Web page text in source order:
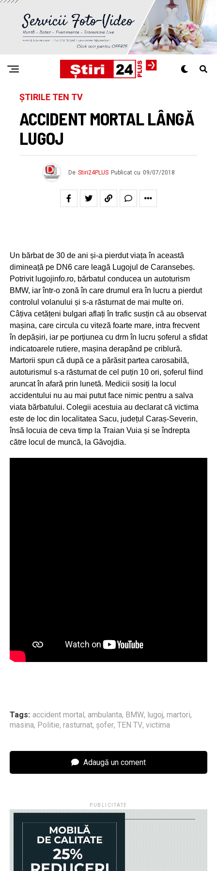
ȘTIRILE TEN TV
ACCIDENT MORTAL LÂNGĂ
LUGOJ
De Stiri24PLUS Publicat cu 09/07/2018
Un bărbat de 30 de ani și-a pierdut viața în această
dimineață pe DN6 care leagă Lugojul de Caransebeș.
Potrivit lugojinfo.ro, bărbatul conducea un autoturism
BMW, iar într-o zonă în care drumul era în lucru a pierdut
controlul volanului și s-a răsturnat de mai multe ori.
Câțiva cetățeni bulgari aflați în trafic susțin că au observat
mașina, care circula cu viteză foarte mare, intra frecvent
în depășiri, iar pe porțiunea cu drm în lucru șoferul a sfidat
indicatoarele rutiere, mașina derapând pe criblură.
Martorii spun că după ce a părăsit partea carosabilă,
autoturismul s-a răsturnat de cel puțin 10 ori, șoferul fiind
aruncat în afară prin lunetă. Medicii sosiți la locul
accidentului nu au mai putut face nimic pentru a salva
viata bărbatului. Colegii acestuia au declarat că victima
este de loc din localitatea Sacu, județul Caraș-Severin,
însă locuia de ceva timp la Traian Vuia și se îndrepta
către locul de muncă, la Găvojdia.
Tags: accident mortal, ambulanta, BMW, lugoj, martori,
masina, Politie, rasturnat, şofer, TEN TV, victima
Adaugă un coment
PUBLICITATE